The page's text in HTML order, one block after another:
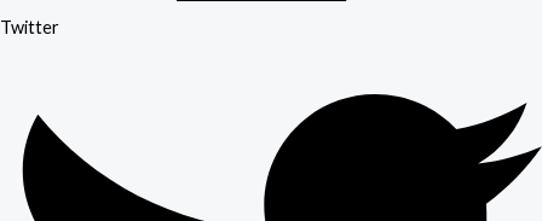
Twitter